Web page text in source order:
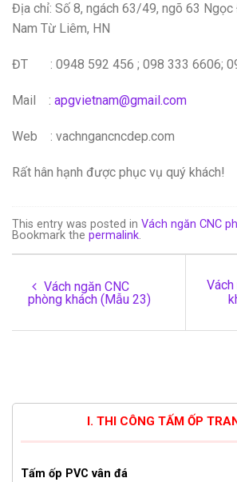
Địa chỉ: Số 8, ngách 63/49, ngõ 63
Nam Từ Liêm, HN
ĐT : 0948 592 456 ; 098 333 6606;
Mail : apgvietnam@gmail.com
Web : vachngancncdep.com
Rất hân hạnh được phục vụ quý khách!
This entry was posted in Vách ngăn CNC
Bookmark the permalink.
Vách ngăn CNC
phòng khách (Mẫu 23)
Vách
I. THI CÔNG TẤM ỐP
Tấm ốp PVC vân đá